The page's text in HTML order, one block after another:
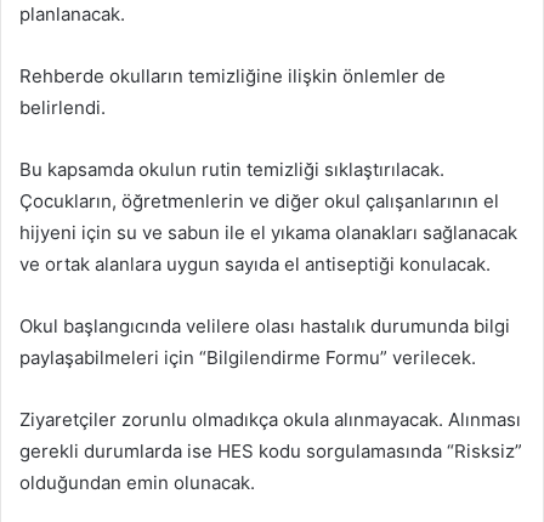
planlanacak.
Rehberde okulların temizliğine ilişkin önlemler de
belirlendi.
Bu kapsamda okulun rutin temizliği sıklaştırılacak.
Çocukların, öğretmenlerin ve diğer okul çalışanlarının el
hijyeni için su ve sabun ile el yıkama olanakları sağlanacak
ve ortak alanlara uygun sayıda el antiseptiği konulacak.
Okul başlangıcında velilere olası hastalık durumunda bilgi
paylaşabilmeleri için “Bilgilendirme Formu” verilecek.
Ziyaretçiler zorunlu olmadıkça okula alınmayacak. Alınması
gerekli durumlarda ise HES kodu sorgulamasında “Risksiz”
olduğundan emin olunacak.